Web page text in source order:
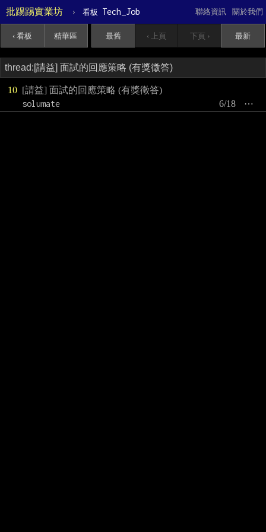
批踢踢實業坊 › 看板 Tech_Job 關於我們
聯絡資訊
‹ 看板 精華區 最舊 ‹ 上頁 下頁 › 最新
10 [請益] 面試的回應策略 (有獎徵答)
solumate
⋯
6/18